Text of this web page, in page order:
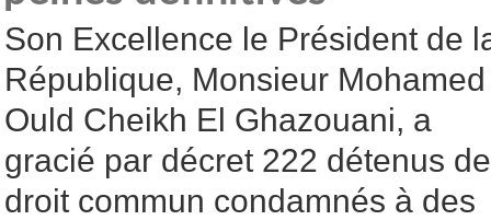
Son Excellence le Président de
République, Monsieur Mohamed
Ould Cheikh El Ghazouani, a
gracié par décret 222 détenus de
droit commun condamnés à des